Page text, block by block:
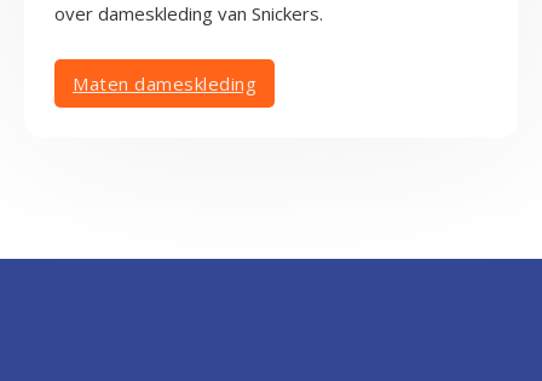
over dameskleding van Snickers.
Maten dameskleding